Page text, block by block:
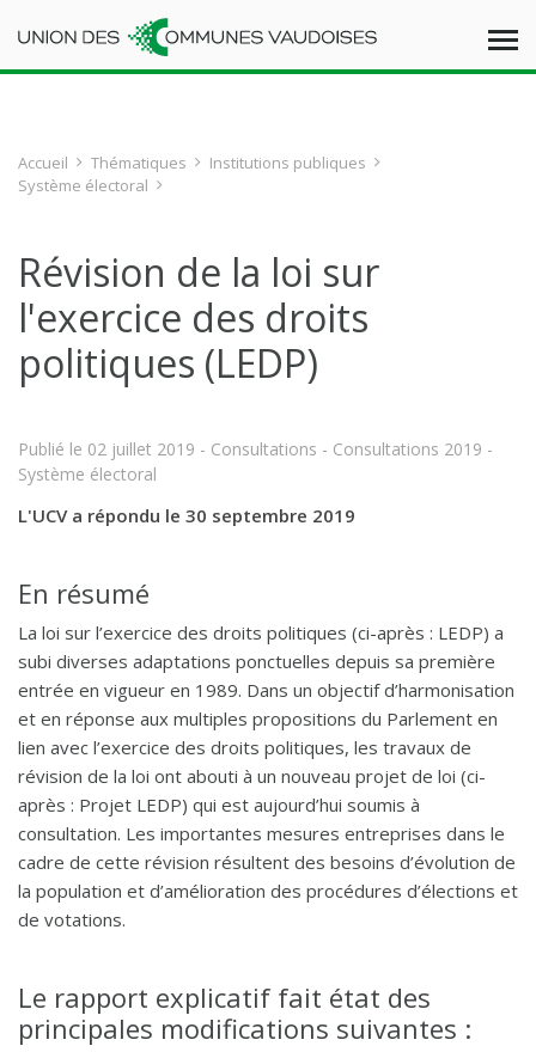
Accueil Thématiques
Institutions publiques
Système électoral
Révision de la loi sur
l'exercice des droits
politiques (LEDP)
Publié le 02 juillet 2019 - Consultations - Consultations 2019 -
Système électoral
L'UCV a répondu le 30 septembre 2019
En résumé
La loi sur l’exercice des droits politiques (ci-après : LEDP) a
subi diverses adaptations ponctuelles depuis sa première
entrée en vigueur en 1989. Dans un objectif d’harmonisation
et en réponse aux multiples propositions du Parlement en
lien avec l’exercice des droits politiques, les travaux de
révision de la loi ont abouti à un nouveau projet de loi (ci-
après : Projet LEDP) qui est aujourd’hui soumis à
consultation. Les importantes mesures entreprises dans le
cadre de cette révision résultent des besoins d’évolution de
la population et d’amélioration des procédures d’élections et
de votations.
Le rapport explicatif fait état des
principales modifications suivantes :